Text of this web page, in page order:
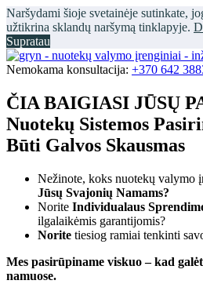
Naršydami šioje svetainėje sutinkate,
užtikrina sklandų naršymą tinklapyje.
Supratau
Nemokama konsultacija: +370 642
ČIA BAIGIASI JŪSŲ
Nuotekų Sistemos
Būti Galvos Skausmas
Nežinote, koks nuotekų valymo
Jūsų Svajonių Namams?
Norite Individualaus
ilgalaikėmis garantijomis?
Norite tiesiog ramiai tenkinti
Mes pasirūpiname viskuo – kad
namuose.